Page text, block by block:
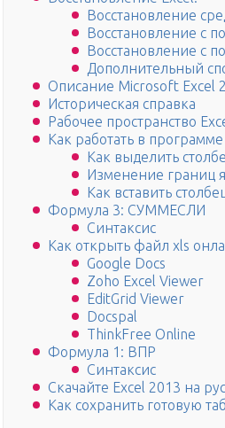
Восстановление
Восстановление с
Восстановление с
Дополнительный
Описание Microsoft Excel
Историческая справка
Рабочее пространство
Как работать в
Как выделить
Изменение границ
Как вставить
Формула 3: СУММЕСЛИ
Синтаксис
Как открыть файл xls
Google Docs
Zoho Excel Viewer
EditGrid Viewer
Docspal
ThinkFree Online
Формула 1: ВПР
Синтаксис
Скачайте Excel 2013 на
Как сохранить готовую